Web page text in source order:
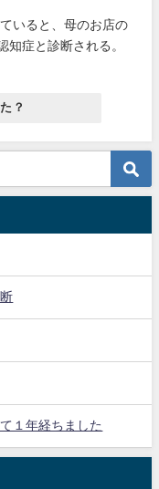
いると、母のお店の
知症と診断される。
？
１年経ちました